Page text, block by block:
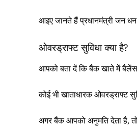
आइए जानते हैं प्रधानमंत्री जन धन
ओवरड्राफ्ट सुविधा क्या है?
आपको बता दें कि बैंक खाते में
कोई भी खाताधारक ओवरड्राफ्ट
अगर बैंक आपको अनुमति देता है,